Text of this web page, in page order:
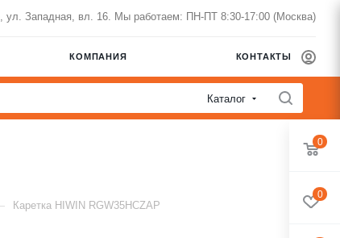
ул. Западная, вл. 16. Мы работаем: ПН-ПТ 8:30-17:00 (Москва)
КОМПАНИЯ КОНТАКТЫ
Каталог
Каретка HIWIN RGW35HCZAP
0
0